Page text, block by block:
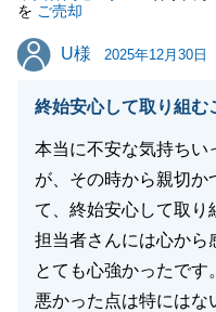
を ご売却
U様
U様 2025年12月30日
終始安心して取り組む
本当に不安な気持ちい
が、その時から親切か
て、終始安心して取り
担当者さんには心から
とても心強かったです。
悪かった点は特にはな